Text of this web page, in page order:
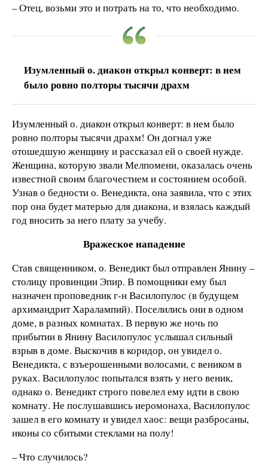
– Отец, возьми это и потрать на то, что необходимо.
Изумленный о. диакон открыл конверт: в нем
было ровно полторы тысячи драхм
Изумленный о. диакон открыл конверт: в нем было
ровно полторы тысячи драхм! Он догнал уже
отошедшую женщину и рассказал ей о своей нужде.
Женщина, которую звали Мелпомени, оказалась очень
известной своим благочестием и состоянием особой.
Узнав о бедности о. Венедикта, она заявила, что с этих
пор она будет матерью для диакона, и взялась каждый
год вносить за него плату за учебу.
Вражеское нападение
Став священником, о. Венедикт был отправлен Янину –
столицу провинции Эпир. В помощники ему был
назначен проповедник г-н Василопулос (в будущем
архимандрит Харалампий). Поселились они в одном
доме, в разных комнатах. В первую же ночь по
прибытии в Янину Василопулос услышал сильный
взрыв в доме. Выскочив в коридор, он увидел о.
Венедикта, с взъерошенными волосами, с веником в
руках. Василопулос попытался взять у него веник,
однако о. Венедикт строго повелел ему идти в свою
комнату. Не послушавшись иеромонаха, Василопулос
зашел в его комнату и увидел хаос: вещи разбросаны,
иконы со сбитыми стеклами на полу!
– Что случилось?